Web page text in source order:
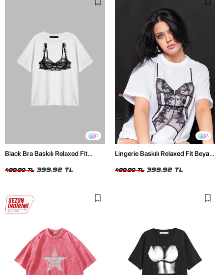
2
Black Bra Baskılı Relaxed Fit
499,90 TL 399,92 TL
3
Lingerie Baskılı Relaxed Fit Beyaz
499,90 TL 399,92 TL